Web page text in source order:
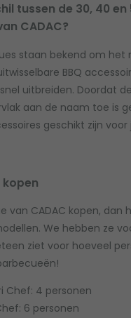
tussen de 30, 40 en
CADAC?
staan bekend om het
BBQ
snel uitbreiden. Doordat
aan de naam toe is
geschikt zijn voor
kopen
van CADAC kopen, dan
We hebben ze
ziet voor hoeveel
Chef: 4 personen
6 personen